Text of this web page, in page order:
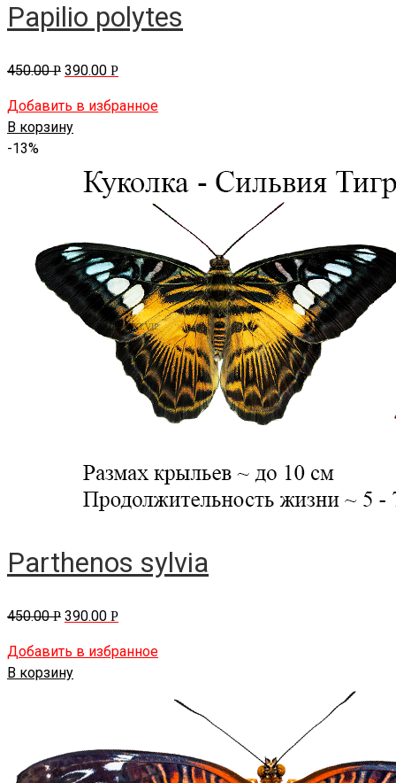
Papilio polytes
450.00Р 390.00 Р
Добавить в избранное
В корзину
-13%
Parthenos sylvia
450.00Р 390.00 Р
Добавить в избранное
В корзину